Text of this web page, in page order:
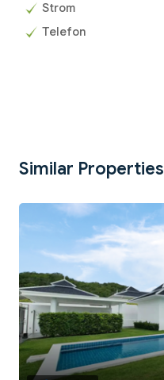
Strom
Telefon
Similar Properties